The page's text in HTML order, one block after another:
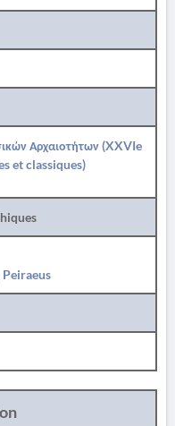
Αρχαιοτήτων (XXVIe
et classiques)
Peiraeus